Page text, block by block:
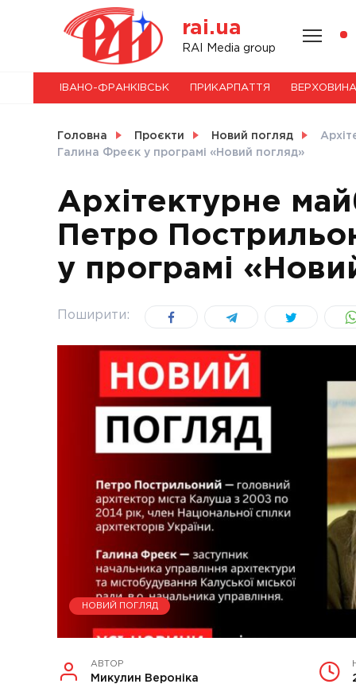
rai.ua
RAI Media group
НОВИНИ
СВІТ
УКРАЇНА
ІВАНО-ФРАНКІВСЬК ПРИКАРПАТТЯ ВЕРХОВИНА
Головна Проєкти Новий погляд
Галина Фреєк у програмі «Новий погляд»
Архітектурне
Петро
у програмі
Поширити:
НОВИЙ ПОГЛЯД
АВТОР
Микулин Вероніка